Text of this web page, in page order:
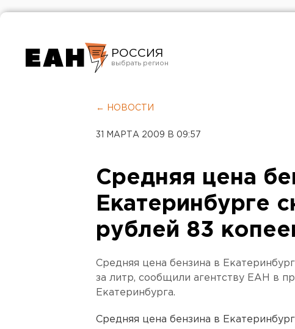
РОССИЯ
Челябинск
← НОВОСТИ
31 МАРТА 2009 В 09:57
Средняя цена
Екатеринбурге
рублей 83
Средняя цена бензина в
за литр, сообщили агентству ЕАН в
Екатеринбурга.
Средняя цена бензина в